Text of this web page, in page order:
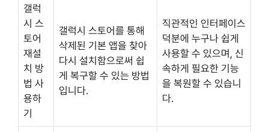
갤럭
시 스
토어
재설
치 방
법 사
용하
기
갤럭시 스토어를 통해
삭제된 기본 앱을 찾아
다시 설치함으로써 쉽
게 복구할 수 있는 방법
입니다.
직관적인 인터페이스
덕분에 누구나 쉽게
사용할 수 있으며, 신
속하게 필요한 기능
을 복원할 수 있습니
다.